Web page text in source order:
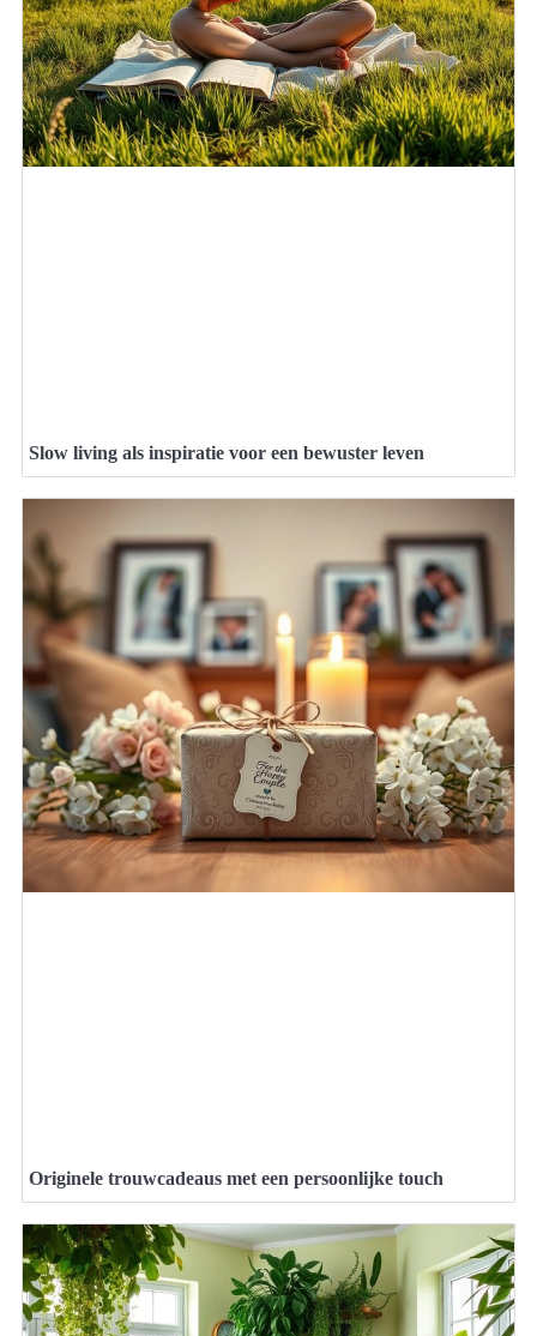
Slow living als inspiratie voor een bewuster leven
Originele trouwcadeaus met een persoonlijke touch